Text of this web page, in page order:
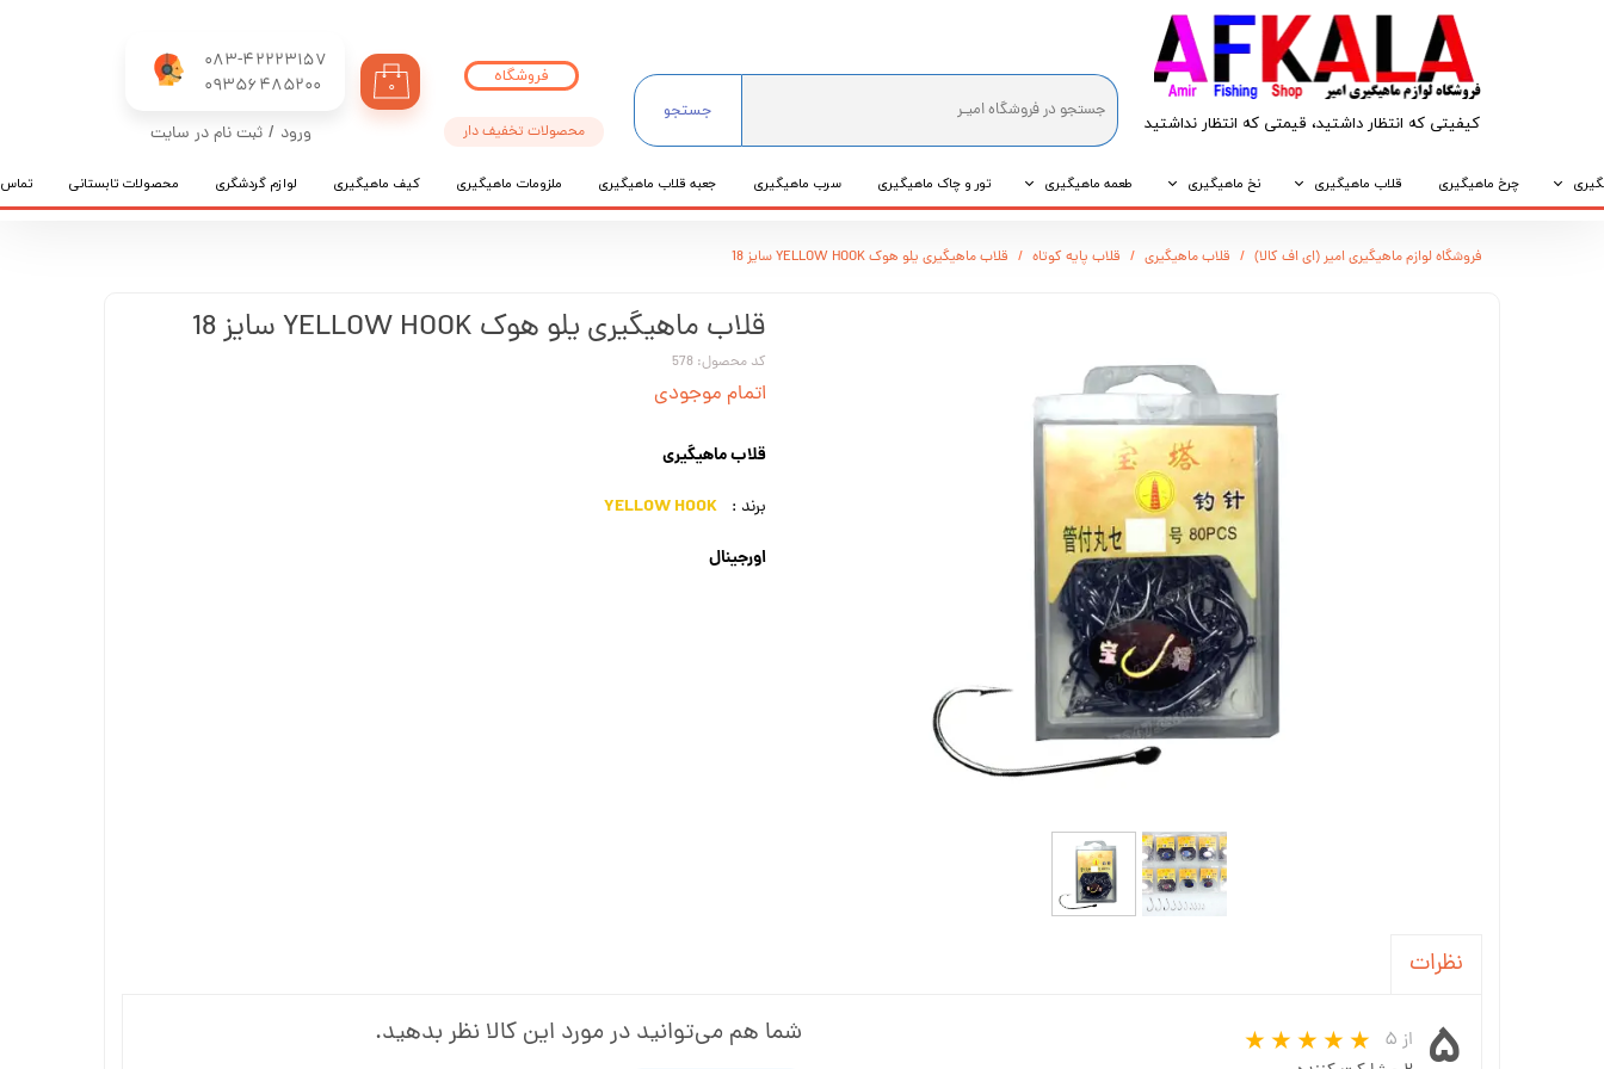
کیفیتی که انتظار داشتید، قیمتی که انتظار نداشتید​​​​​​​
083-42223157
​​​​​​​09356485200
جستجو
۰
ورود / ثبت نام در سایت
تغییر گذر واژه
چرخ ماهیگیری قلاب ماهیگیری نخ ماهیگیری طعمه ماهیگیری تور و چاک ماهیگیری سرب ماهیگیری جعبه قلاب ماهیگیری ملزومات ماهیگیری کیف ماهیگیری لوازم گردشگری محصولات تابستانی تماس
محصولات تخفیف دار
فروشگاه
فروشگاه لوازم ماهیگیری امیر (ای اف کالا) قلاب ماهیگیری قلاب پایه کوتاه قلاب ماهیگیری یلو هوک YELLOW HOOK سایز 18
قلاب ماهیگیری یلو هوک YELLOW HOOK سایز 18
کد محصول: 578
اتمام موجودی
قلاب ماهیگیری
برند :
YELLOW HOOK
اورجینال
نظرات
۵
از ۵
شما هم می‌توانید در مورد این کالا نظر بدهید.